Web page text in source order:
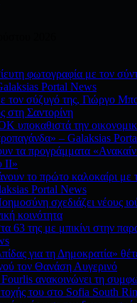
φωτογραφία με τον
Portal News
τον σύζυγό της, Γιώργο
στη Σαντορίνη
υποκαθιστά την
– Galaksias
τα προγράμματα
ΙΙ»
το πρώτο καλοκαίρι με
Portal News
σχεδιάζει νέους
κοινότητα
63 της με μπικίνι στην
για τη Δημοκρατία»
τον Θανάση Αυγερινό
ανακοινώνει τη
του στο Sofia South